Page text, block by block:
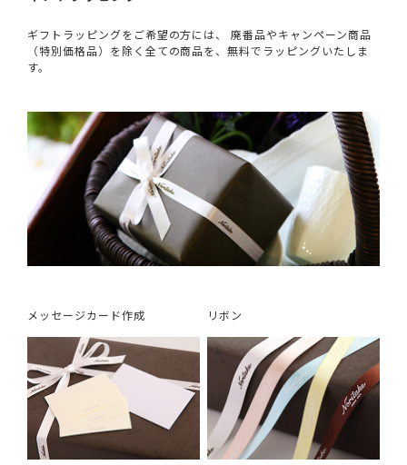
ギフトラッピングをご希望の方には、 廃番品やキャンペーン商品
（特別価格品）を除く全ての商品を、無料でラッピングいたしま
す。
メッセージカード作成 リボン